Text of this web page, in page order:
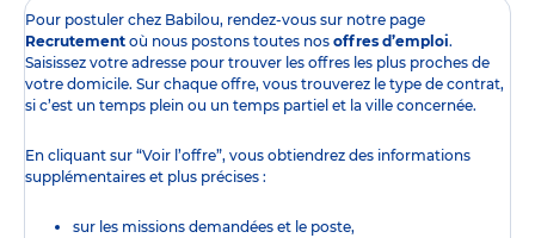
Pour postuler chez Babilou, rendez-vous sur notre page
Recrutement où nous postons toutes nos offres d’emploi.
Saisissez votre adresse pour trouver les offres les plus proches de
votre domicile. Sur chaque offre, vous trouverez le type de contrat,
si c’est un temps plein ou un temps partiel et la ville concernée.
En cliquant sur “Voir l’offre”, vous obtiendrez des informations
supplémentaires et plus précises :
sur les missions demandées et le poste,